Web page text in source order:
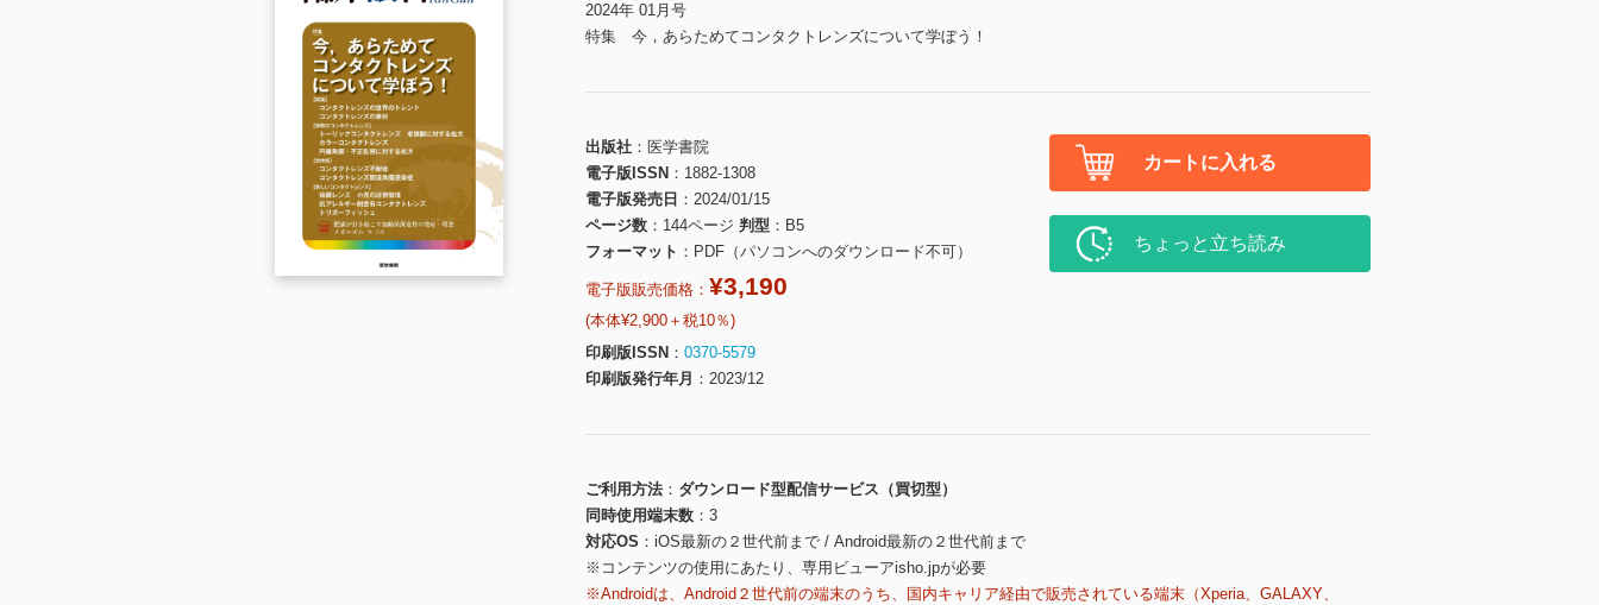
2024年 01月号
特集 今，あらためてコンタクトレンズについて学ぼう！
出版社
医学書院
電子版ISSN
1882-1308
電子版発売日
2024/01/15
ページ数
144ページ 判型
B5
フォーマット
PDF（パソコンへのダウンロード不可）
電子版販売価格： ¥3,190
(本体¥2,900＋税10％)
印刷版ISSN
0370-5579
印刷版発行年月
2023/12
カートに入れる
ちょっと立ち読み
ご利用方法
ダウンロード型配信サービス（買切型）
同時使用端末数
3
対応OS
iOS最新の２世代前まで / Android最新の２世代前まで
※コンテンツの使用にあたり、専用ビューアisho.jpが必要
※Androidは、Android２世代前の端末のうち、国内キャリア経由で販売されている端末（Xperia、GALAXY、